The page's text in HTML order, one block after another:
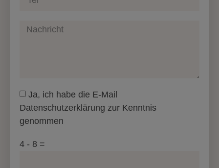
Ja, ich habe die E-Mail
Datenschutzerklärung zur Kenntnis
genommen
4 - 8 =